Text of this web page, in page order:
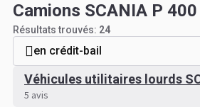
Camions SCANIA P 400
Résultats trouvés: 24
en crédit-bail
Véhicules utilitaires lourds
5 avis